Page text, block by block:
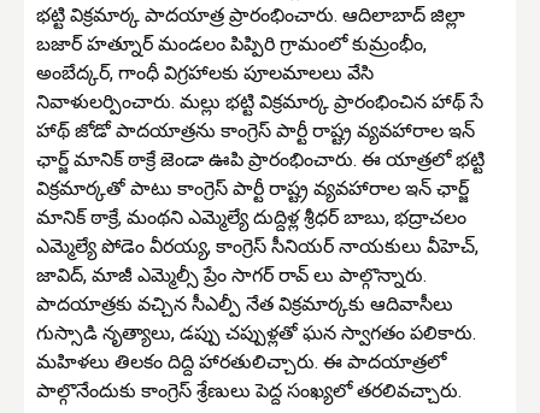
భట్టి విక్రమార్క పాదయాత్ర ప్రారంభించారు. ఆదిలాబాద్ జిల్లా
బజార్ హత్నూర్ మండలం పిప్పిరి గ్రామంలో కుమ్రంభీం,
అంబేద్కర్, గాంధీ విగ్రహాలకు పూలమాలలు వేసి
నివాళులర్పించారు. మల్లు భట్టి విక్రమార్క ప్రారంభించిన హాథ్ సే
హాథ్ జోడో పాదయాత్రను కాంగ్రెస్ పార్టీ రాష్ట్ర వ్యవహారాల ఇన్
ఛార్జ్ మానిక్ ఠాక్రే జెండా ఊపి ప్రారంభించారు. ఈ యాత్రలో భట్టి
విక్రమార్కతో పాటు కాంగ్రెస్ పార్టీ రాష్ట్ర వ్యవహారాల ఇన్ ఛార్జ్
మానిక్ ఠాక్రే, మంథని ఎమ్మెల్యే దుద్దిళ్ల శ్రీధర్ బాబు, భద్రాచలం
ఎమ్మెల్యే పోడెం వీరయ్య, కాంగ్రెస్ సీనియర్ నాయకులు వీహెచ్,
జావిద్, మాజీ ఎమ్మెల్సీ ప్రేం సాగర్ రావ్ లు పాల్గొన్నారు.
పాదయాత్రకు వచ్చిన సీఎల్పీ నేత విక్రమార్కకు ఆదివాసీలు
గుస్సాడి నృత్యాలు, డప్పు చప్పుళ్లతో ఘన స్వాగతం పలికారు.
మహిళలు తిలకం దిద్ది హారతులిచ్చారు. ఈ పాదయాత్రలో
పాల్గొనేందుకు కాంగ్రెస్ శ్రేణులు పెద్ద సంఖ్యలో తరలివచ్చారు.